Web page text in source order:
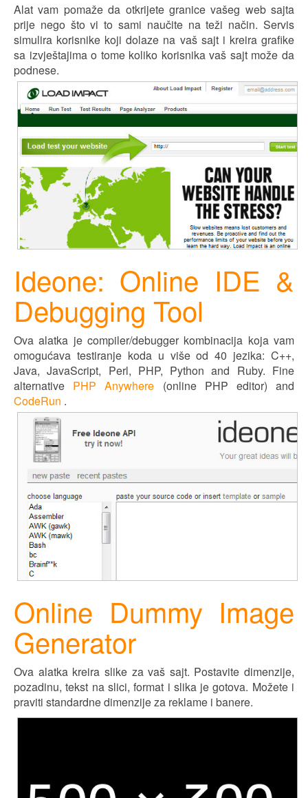
Alat vam pomaže da otkrijete granice vašeg web sajta
prije nego što vi to sami naučite na teži način. Servis
simulira korisnike koji dolaze na vaš sajt i kreira grafike
sa izvještajima o tome koliko korisnika vaš sajt može da
podnese.
Ideone: Online IDE &
Debugging Tool
Ova alatka je compiler/debugger kombinacija koja vam
omogućava testiranje koda u više od 40 jezika: C++,
Java, JavaScript, Perl, PHP, Python and Ruby. Fine
alternative PHP Anywhere (online PHP editor) and
CodeRun .
Online Dummy Image
Generator
Ova alatka kreira slike za vaš sajt. Postavite dimenzije,
pozadinu, tekst na slici, format i slika je gotova. Možete i
praviti standardne dimenzije za reklame i banere.